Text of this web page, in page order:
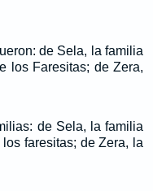
de Sela, la familia
los Faresitas; de Zera,
de Sela, la familia
faresitas; de Zera, la